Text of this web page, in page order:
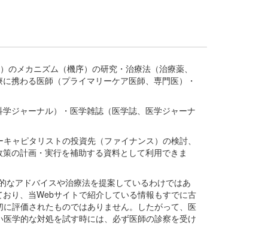
メカニズム（機序）の研究・治療法（治療薬、
携わる医師（プライマリーケア医師、専門医）・
ジャーナル）・医学雑誌（医学誌、医学ジャーナ
ャピタリストの投資先（ファイナンス）の検討、
の計画・実行を補助する資料として利用できま
アドバイスや治療法を提案しているわけではあ
り、当Webサイトで紹介している情報もすでに古
評価されたものではありません。したがって、医
学的な対処を試す時には、必ず医師の診察を受け